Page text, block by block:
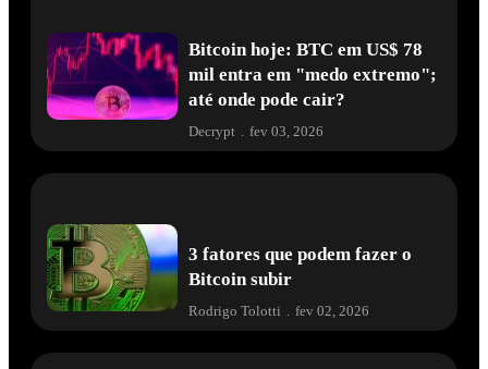
Bitcoin hoje: BTC em US$ 78
mil entra em "medo extremo";
até onde pode cair?
Decrypt . fev 03, 2026
3 fatores que podem fazer o
Bitcoin subir
Rodrigo Tolotti fev 02, 2026